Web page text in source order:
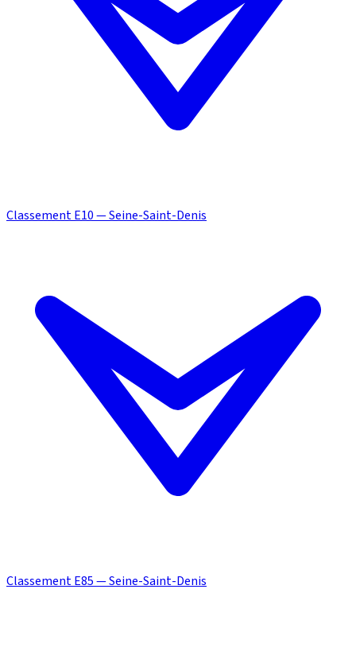
Classement E10 — Seine-Saint-Denis
Classement E85 — Seine-Saint-Denis